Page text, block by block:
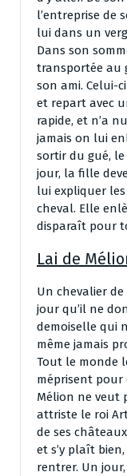
l’entreprise de
lui dans un
Dans son
transportée au
son ami. Celui-
et repart avec
rapide, et n’a
jamais on lui
sortir du gué,
jour, la fille
lui expliquer
cheval. Elle
disparaît pour
Lai de
Un chevalier
jour qu’il ne
demoiselle qui
même jamais
Tout le monde
méprisent pour
Mélion ne veut
attriste le roi
de ses
et s’y plaît
rentrer. Un